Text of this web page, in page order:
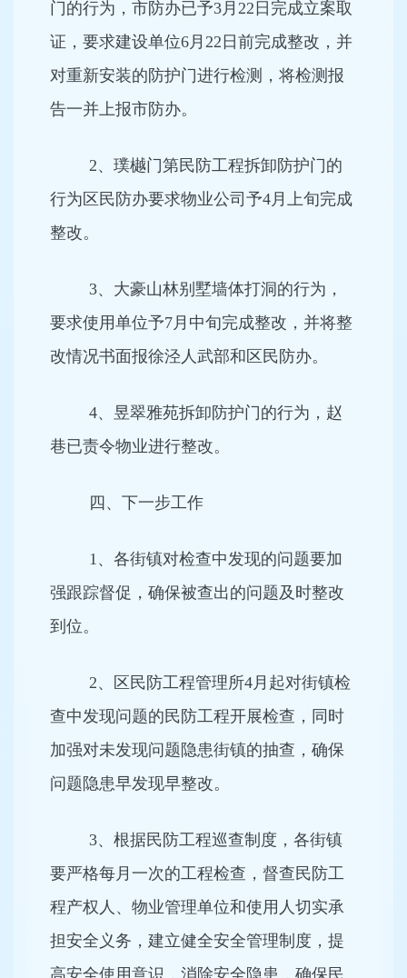
门的行为，市防办已予3月22日完成立案取
证，要求建设单位6月22日前完成整改，并
对重新安装的防护门进行检测，将检测报
告一并上报市防办。
2、璞樾门第民防工程拆卸防护门的
行为区民防办要求物业公司予4月上旬完成
整改。
3、大豪山林别墅墙体打洞的行为，
要求使用单位予7月中旬完成整改，并将整
改情况书面报徐泾人武部和区民防办。
4、昱翠雅苑拆卸防护门的行为，赵
巷已责令物业进行整改。
四、下一步工作
1、各街镇对检查中发现的问题要加
强跟踪督促，确保被查出的问题及时整改
到位。
2、区民防工程管理所4月起对街镇检
查中发现问题的民防工程开展检查，同时
加强对未发现问题隐患街镇的抽查，确保
问题隐患早发现早整改。
3、根据民防工程巡查制度，各街镇
要严格每月一次的工程检查，督查民防工
程产权人、物业管理单位和使用人切实承
担安全义务，建立健全安全管理制度，提